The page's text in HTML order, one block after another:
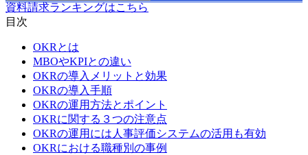
資料請求ランキングはこちら
目次
OKRとは
MBOやKPIとの違い
OKRの導入メリットと効果
OKRの導入手順
OKRの運用方法とポイント
OKRに関する３つの注意点
OKRの運用には人事評価システムの活用も有効
OKRにおける職種別の事例